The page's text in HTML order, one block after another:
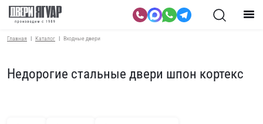
Главная Каталог Входные двери
Недорогие стальные двери шпон кортекс